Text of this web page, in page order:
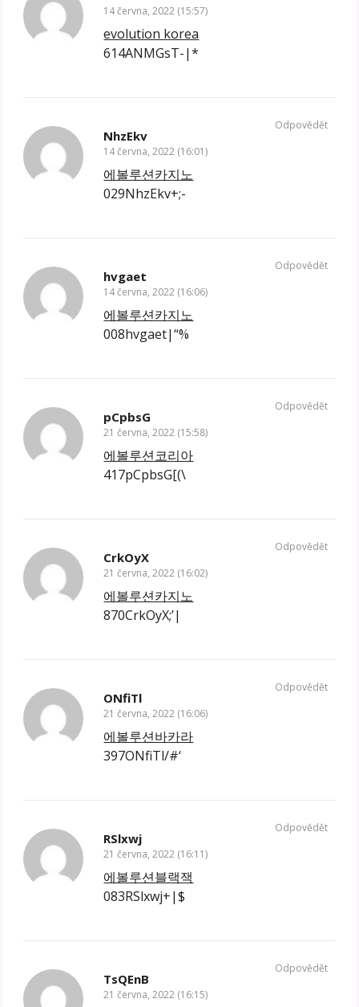
14 června, 2022 (15:57)
evolution korea
614ANMGsT-|*
NhzEkv
14 června, 2022 (16:01)
에볼루션카지노
029NhzEkv+;-
Odpovědět
hvgaet
14 června, 2022 (16:06)
에볼루션카지노
008hvgaet|“%
Odpovědět
pCpbsG
21 června, 2022 (15:58)
에볼루션코리아
417pCpbsG[(\
Odpovědět
CrkOyX
21 června, 2022 (16:02)
에볼루션카지노
870CrkOyX;’|
Odpovědět
ONfiTl
21 června, 2022 (16:06)
에볼루션바카라
397ONfiTl/#‘
Odpovědět
RSlxwj
21 června, 2022 (16:11)
에볼루션블랙잭
083RSlxwj+|$
Odpovědět
TsQEnB
21 června, 2022 (16:15)
Odpovědět